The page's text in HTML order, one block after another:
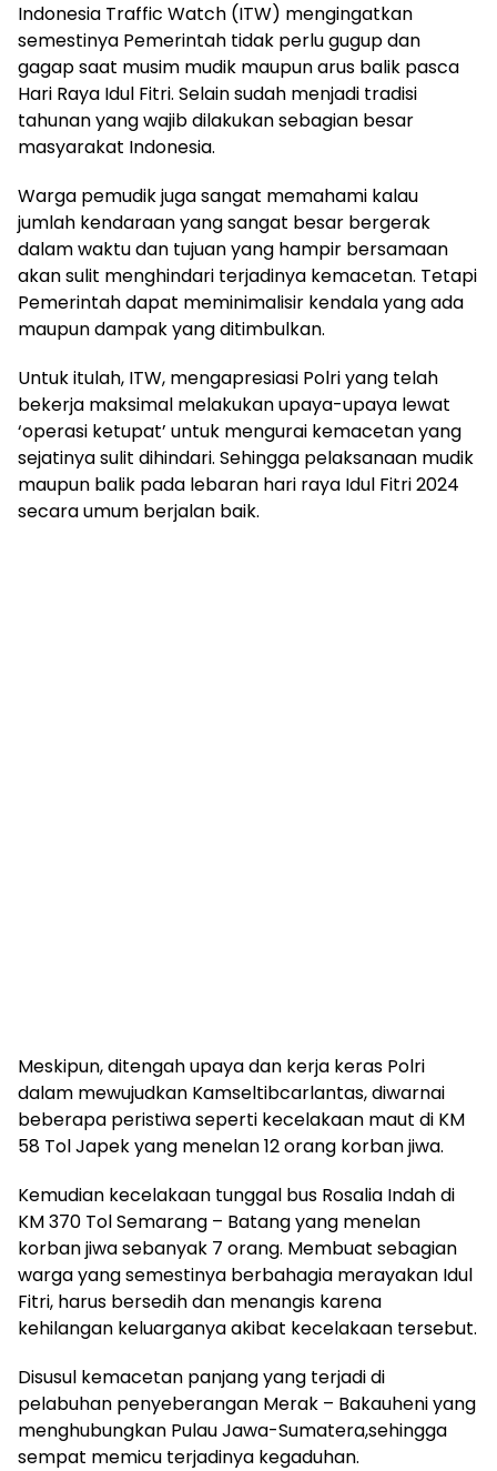
Indonesia Traffic Watch (ITW) mengingatkan
semestinya Pemerintah tidak perlu gugup dan
gagap saat musim mudik maupun arus balik pasca
Hari Raya Idul Fitri. Selain sudah menjadi tradisi
tahunan yang wajib dilakukan sebagian besar
masyarakat Indonesia.
Warga pemudik juga sangat memahami kalau
jumlah kendaraan yang sangat besar bergerak
dalam waktu dan tujuan yang hampir bersamaan
akan sulit menghindari terjadinya kemacetan. Tetapi
Pemerintah dapat meminimalisir kendala yang ada
maupun dampak yang ditimbulkan.
Untuk itulah, ITW, mengapresiasi Polri yang telah
bekerja maksimal melakukan upaya-upaya lewat
‘operasi ketupat’ untuk mengurai kemacetan yang
sejatinya sulit dihindari. Sehingga pelaksanaan mudik
maupun balik pada lebaran hari raya Idul Fitri 2024
secara umum berjalan baik.
Meskipun, ditengah upaya dan kerja keras Polri
dalam mewujudkan Kamseltibcarlantas, diwarnai
beberapa peristiwa seperti kecelakaan maut di KM
58 Tol Japek yang menelan 12 orang korban jiwa.
Kemudian kecelakaan tunggal bus Rosalia Indah di
KM 370 Tol Semarang – Batang yang menelan
korban jiwa sebanyak 7 orang. Membuat sebagian
warga yang semestinya berbahagia merayakan Idul
Fitri, harus bersedih dan menangis karena
kehilangan keluarganya akibat kecelakaan tersebut.
Disusul kemacetan panjang yang terjadi di
pelabuhan penyeberangan Merak – Bakauheni yang
menghubungkan Pulau Jawa-Sumatera,sehingga
sempat memicu terjadinya kegaduhan.